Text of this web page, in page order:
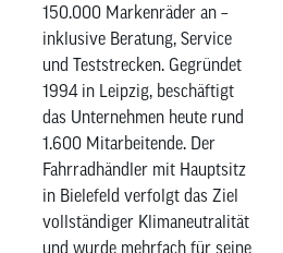
150.000 Markenräder an –
inklusive Beratung, Service
und Teststrecken. Gegründet
1994 in Leipzig, beschäftigt
das Unternehmen heute rund
1.600 Mitarbeitende. Der
Fahrradhändler mit Hauptsitz
in Bielefeld verfolgt das Ziel
vollständiger Klimaneutralität
und wurde mehrfach für seine